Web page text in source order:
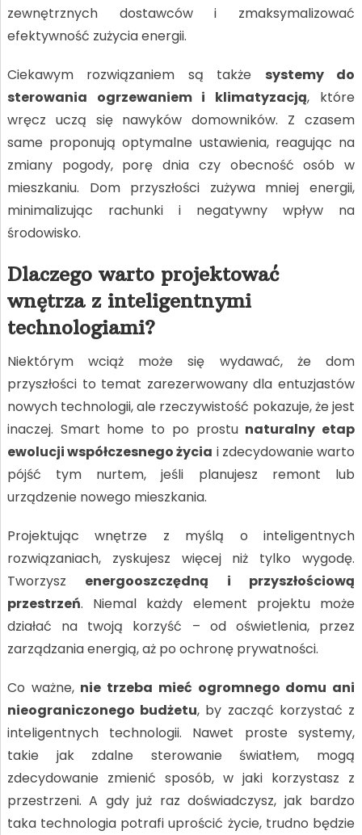
zewnętrznych dostawców i zmaksymalizować
efektywność zużycia energii.
Ciekawym rozwiązaniem są także systemy do
sterowania ogrzewaniem i klimatyzacją, które
wręcz uczą się nawyków domowników. Z czasem
same proponują optymalne ustawienia, reagując na
zmiany pogody, porę dnia czy obecność osób w
mieszkaniu. Dom przyszłości zużywa mniej energii,
minimalizując rachunki i negatywny wpływ na
środowisko.
Dlaczego warto projektować
wnętrza z inteligentnymi
technologiami?
Niektórym wciąż może się wydawać, że dom
przyszłości to temat zarezerwowany dla entuzjastów
nowych technologii, ale rzeczywistość pokazuje, że jest
inaczej. Smart home to po prostu naturalny etap
ewolucji współczesnego życia i zdecydowanie warto
pójść tym nurtem, jeśli planujesz remont lub
urządzenie nowego mieszkania.
Projektując wnętrze z myślą o inteligentnych
rozwiązaniach, zyskujesz więcej niż tylko wygodę.
Tworzysz energooszczędną i przyszłościową
przestrzeń. Niemal każdy element projektu może
działać na twoją korzyść – od oświetlenia, przez
zarządzania energią, aż po ochronę prywatności.
Co ważne, nie trzeba mieć ogromnego domu ani
nieograniczonego budżetu, by zacząć korzystać z
inteligentnych technologii. Nawet proste systemy,
takie jak zdalne sterowanie światłem, mogą
zdecydowanie zmienić sposób, w jaki korzystasz z
przestrzeni. A gdy już raz doświadczysz, jak bardzo
taka technologia potrafi uprościć życie, trudno będzie